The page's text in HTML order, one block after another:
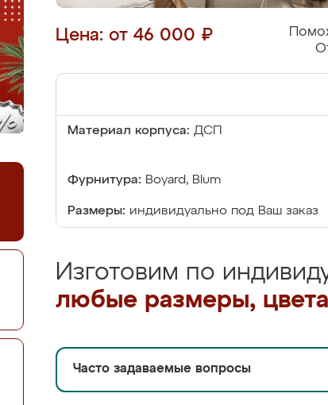
Цена: от 46 000 ₽
Материал корпуса: ДСП
Фурнитура: Boyard, Blum
Размеры: индивидуально под Ваш заказ
Изготовим по
любые размеры,
Часто задаваемые вопросы